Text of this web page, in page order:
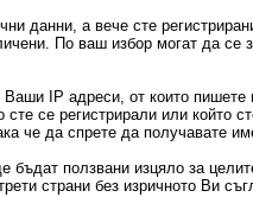
данни, а вече сте
По ваш избор могат да
IP адреси, от които
се регистрирали или който
че да спрете да получавате
бъдат ползвани изцяло за
страни без изричното Ви